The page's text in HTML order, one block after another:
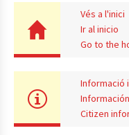
Vés a l'inici
Ir al inicio
Go to the
Informació
Citizen